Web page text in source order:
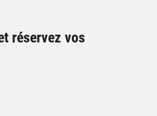
réservez vos